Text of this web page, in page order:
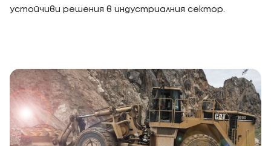
устойчиви решения в индустриалния сектор.